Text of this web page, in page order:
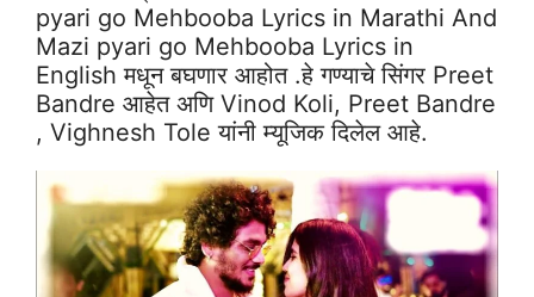
pyari go Mehbooba Lyrics in Marathi And
Mazi pyari go Mehbooba Lyrics in
English मधून बघणार आहोत .हे गण्याचे सिंगर Preet
Bandre आहेत अणि Vinod Koli, Preet Bandre
, Vighnesh Tole यांनी म्यूजिक दिलेल आहे.